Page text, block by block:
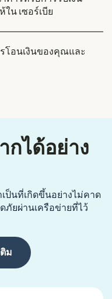
ใน เซอร์เบีย
โอนเงินของคุณและ
กได้อย่าง
ป็นที่เกิดขึ้นอย่างไม่คาด
ภัยผ่านเครือข่ายที่ไว้
ม